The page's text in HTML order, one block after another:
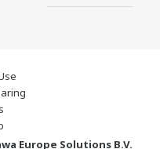
Europe Solutions B.V.